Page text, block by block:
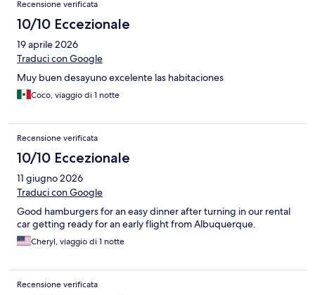
Recensione verificata
10/10 Eccezionale
19 aprile 2026
Traduci con Google
Muy buen desayuno excelente las habitaciones
Coco, viaggio di 1 notte
Recensione verificata
10/10 Eccezionale
11 giugno 2026
Traduci con Google
Good hamburgers for an easy dinner after turning in our rental
car getting ready for an early flight from Albuquerque.
Cheryl, viaggio di 1 notte
Recensione verificata